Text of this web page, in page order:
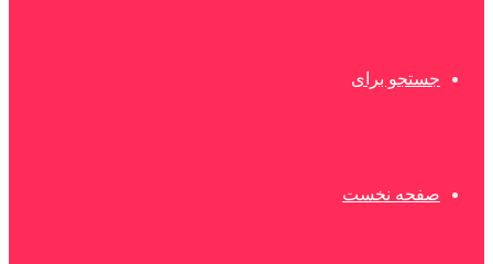
جستجو برای
صفحه نخست